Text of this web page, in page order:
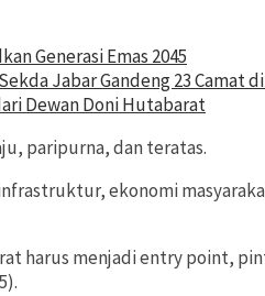
Generasi Emas 2045
Jabar Gandeng 23 Camat
Dewan Doni Hutabarat
paripurna, dan teratas.
ekonomi
harus menjadi entry point,